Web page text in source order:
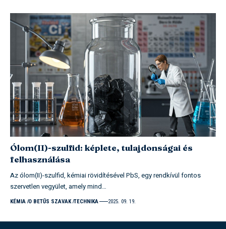
Ólom(II)-szulfid: képlete, tulajdonságai és
felhasználása
Az ólom(II)-szulfid, kémiai rövidítésével PbS, egy rendkívül fontos
szervetlen vegyület, amely mind…
KÉMIA O BETŰS SZAVAK TECHNIKA 2025. 09. 19.